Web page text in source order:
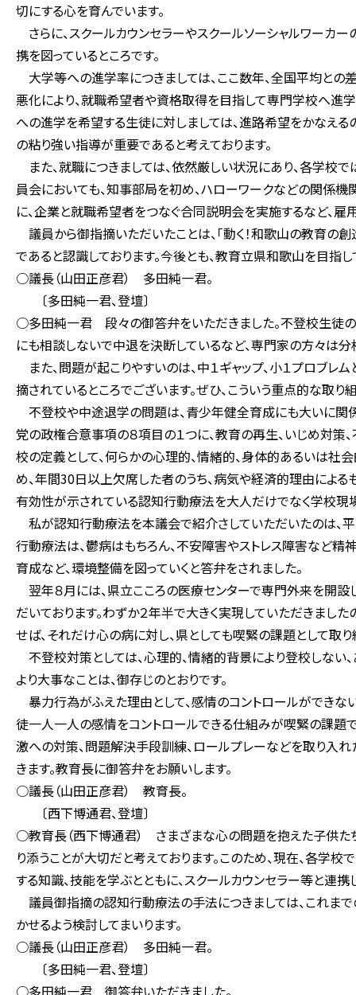
切にする心を育んでいます。
さらに、スクールカウンセラーやスクールソーシャルワー
携を図っているところです。
大学等への進学率につきましては、ここ数年、全国平均との
悪化により、就職希望者や資格取得を目指して専門学校へ進
への進学を希望する生徒に対しましては、進路希望をかなえ
の粘り強い指導が重要であると考えております。
また、就職につきましては、依然厳しい状況にあり、各学校
員会においても、知事部局を初め、ハローワークなどの関係
に、企業と就職希望者をつなぐ合同説明会を実施するなど、
議員から御指摘いただいたことは、「動く！和歌山の教育の
であると認識しております。今後とも、教育立県和歌山を目指
○議長（山田正彦君） 多田純一君。
〔多田純一君、登壇〕
○多田純一君 段々の御答弁をいただきました。不登校生徒
にも相談しないで中退を決断しているなど、専門家の方々は分
また、問題が起こりやすいのは、中１ギャップ、小１プロブ
摘されているところでございます。ぜひ、こういう重点的な取り
不登校や中途退学の問題は、青少年健全育成にも大いに関
党の政権合意事項の８項目の１つに、教育の再生、いじめ対策
校の定義として、何らかの心理的、情緒的、身体的あるいは社
め、年間30日以上欠席した者のうち、病気や経済的理由による
有効性が示されている認知行動療法を大人だけでなく学校現
私が認知行動療法を本議会で紹介さしていただいたのは、平
行動療法は、鬱病はもちろん、不安障害やストレス障害など
育成など、環境整備を図っていくと答弁をされました。
翌年８月には、県立こころの医療センターで専門外来を開
だいております。わずか２年半で大きく実現していただきまし
せば、それだけ心の病に対し、県としても喫緊の課題として取
不登校対策としては、心理的、情緒的背景により登校しな
より大事なことは、御存じのとおりです。
暴力行為がふえた理由として、感情のコントロールができな
徒一人一人の感情をコントロールできる仕組みが喫緊の課題
激への対策、問題解決手段訓練、ロールプレーなどを取り入
きます。教育長に御答弁をお願いします。
○議長（山田正彦君） 教育長。
〔西下博通君、登壇〕
○教育長（西下博通君） さまざまな心の問題を抱えた子供た
り添うことが大切だと考えております。このため、現在、各学
する知識、技能を学ぶとともに、スクールカウンセラー等と連
議員御指摘の認知行動療法の手法につきましては、これま
かせるよう検討してまいります。
○議長（山田正彦君） 多田純一君。
〔多田純一君、登壇〕
○多田純一君 御答弁いただきました。